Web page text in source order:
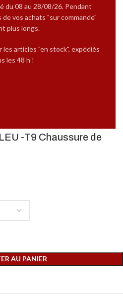
du 08 au 28/08/26. Pendant
vos achats "sur commande"
plus longs.
les articles "en stock", expédiés
les 48 h !
-T9 Chaussure de
AU PANIER